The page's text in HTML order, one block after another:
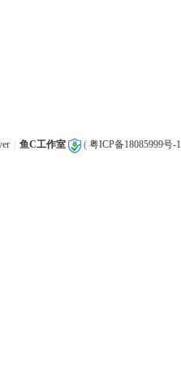
鱼C工作室 ( 粤ICP备18085999号-1